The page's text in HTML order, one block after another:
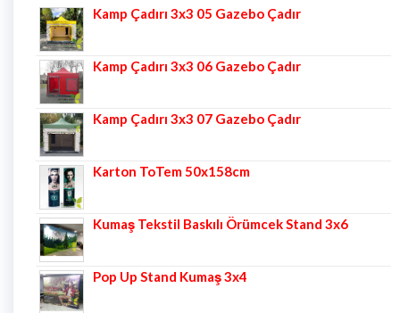
Kamp Çadırı 3x3 05 Gazebo Çadır
Kamp Çadırı 3x3 06 Gazebo Çadır
Kamp Çadırı 3x3 07 Gazebo Çadır
Karton ToTem 50x158cm
Kumaş Tekstil Baskılı Örümcek Stand 3x6
Pop Up Stand Kumaş 3x4